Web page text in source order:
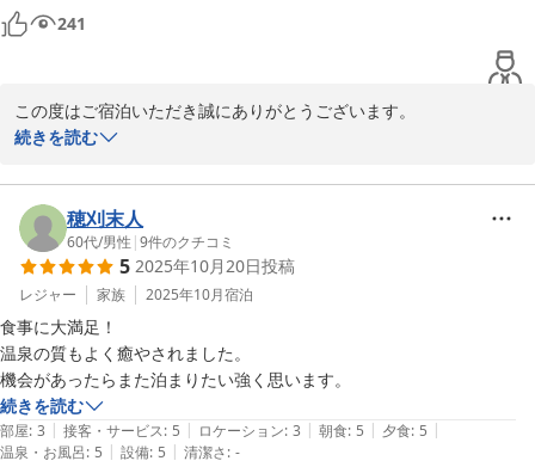
241
この度はご宿泊いただき誠にありがとうございます。
温泉の泉質につきましても「ツルツルで良かった」とのお言葉をい
また、大浴場の入れ替えについても貴重なご意見を賜り誠にありが
とうございます。お客様にご満足いただける滞在となりますよう、
今後の施設運営の参考とさせていただきます。
あわせて夕食につきましても、お刺身や鯛の兜煮など当館の料理を
ご堪能いただけたようで何よりでございます。
またのご来館を心よりお待ち申し上げております。
鈍川温泉 皆楽荘
2026-05-25
続きを読む
穂刈末人
60代/男性 |9件のクチコミ
5 2025年10月20日投稿
レジャー 家族 2025年10月宿泊
食事に大満足！
温泉の質もよく癒やされました。
機会があったらまた泊まりたい強く思います。
続きを読む
部屋: 3 | 接客・サービス: 5 | ロケーション: 3 | 朝食: 5 | 夕食: 5 |
温泉・お風呂: 5 | 設備: 5 | 清潔さ: -